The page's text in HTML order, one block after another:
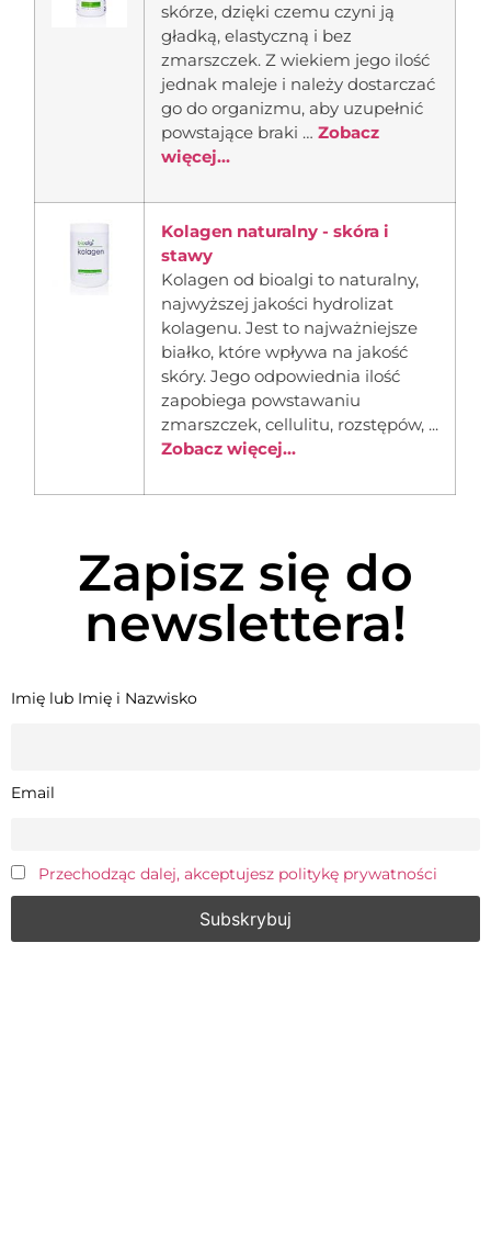
skórze, dzięki czemu czyni ją
gładką, elastyczną i bez
zmarszczek. Z wiekiem jego ilość
jednak maleje i należy dostarczać
go do organizmu, aby uzupełnić
powstające braki …Zobacz
więcej...
Kolagen naturalny - skóra i
stawy
Kolagen od bioalgi to naturalny,
najwyższej jakości hydrolizat
kolagenu. Jest to najważniejsze
białko, które wpływa na jakość
skóry. Jego odpowiednia ilość
zapobiega powstawaniu
zmarszczek, cellulitu, rozstępów, ...
Zobacz więcej...
Zapisz się do
newslettera!
Imię lub Imię i Nazwisko
Email
Przechodząc dalej, akceptujesz politykę prywatności